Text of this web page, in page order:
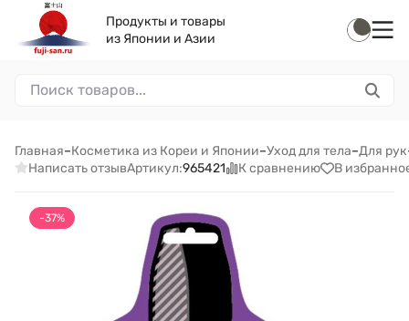
Продукты и товары
из Японии и Азии
Главная–Косметика из Кореи и Японии–Уход для тела–Для рук
Написать отзывАртикул:965421 К сравнению В
-37%